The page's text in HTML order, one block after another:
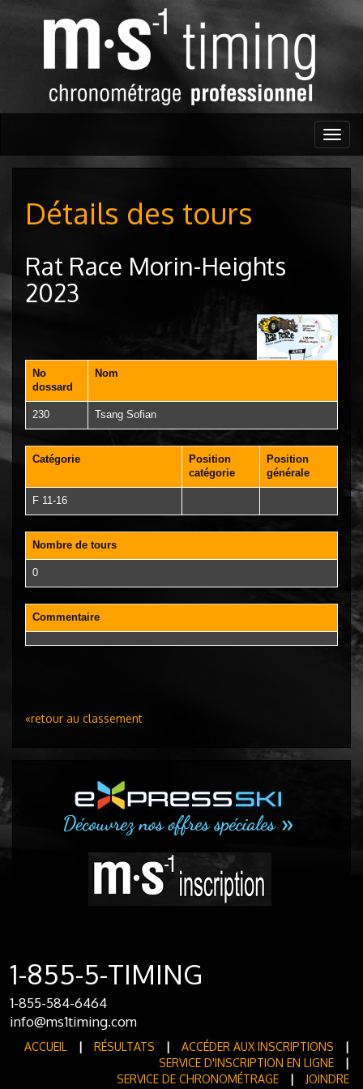
Détails des tours
Rat Race Morin-Heights
2023
No
dossard
Nom
230 Tsang Sofian
Catégorie
Position
catégorie
Position
générale
F 11-16
Nombre de tours
0
Commentaire
«retour au classement
1-855-5-TIMING
1-855-584-6464
info@ms1timing.com
ACCUEIL | RÉSULTATS | ACCÉDER AUX INSCRIPTIONS
|
SERVICE D'INSCRIPTION EN LIGNE
|
SERVICE DE CHRONOMÉTRAGE
| JOINDRE